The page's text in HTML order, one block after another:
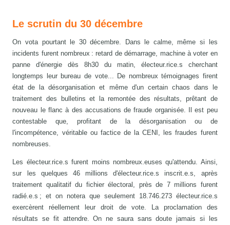
Le scrutin du 30 décembre
On vota pourtant le 30 décembre. Dans le calme, même si les
incidents furent nombreux : retard de démarrage, machine à voter en
panne d'énergie dès 8h30 du matin, électeur.rice.s cherchant
longtemps leur bureau de vote... De nombreux témoignages firent
état de la désorganisation et même d'un certain chaos dans le
traitement des bulletins et la remontée des résultats, prêtant de
nouveau le flanc à des accusations de fraude organisée. Il est peu
contestable que, profitant de la désorganisation ou de
l'incompétence, véritable ou factice de la CENI, les fraudes furent
nombreuses.
Les électeur.rice.s furent moins nombreux.euses qu'attendu. Ainsi,
sur les quelques 46 millions d'électeur.rice.s inscrit.e.s, après
traitement qualitatif du fichier électoral, près de 7 millions furent
radié.e.s ; et on notera que seulement 18.746.273 électeur.rice.s
exercèrent réellement leur droit de vote. La proclamation des
résultats se fit attendre. On ne saura sans doute jamais si les